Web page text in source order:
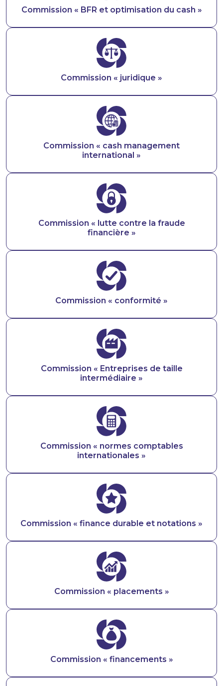
Commission « BFR et optimisation du cash »
Commission « juridique »
Commission « cash management
international »
Commission « lutte contre la fraude
financière »
Commission « conformité »
Commission « Entreprises de taille
intermédiaire »
Commission « normes comptables
internationales »
Commission « finance durable et notations »
Commission « placements »
Commission « financements »